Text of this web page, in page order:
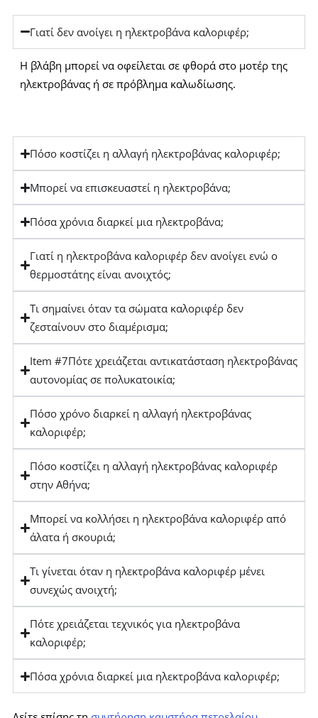
Γιατί δεν ανοίγει η ηλεκτροβάνα καλοριφέρ;
Η βλάβη μπορεί να οφείλεται σε φθορά στο μοτέρ της
ηλεκτροβάνας ή σε πρόβλημα καλωδίωσης.
Πόσο κοστίζει η αλλαγή ηλεκτροβάνας καλοριφέρ;
Μπορεί να επισκευαστεί η ηλεκτροβάνα;
Πόσα χρόνια διαρκεί μια ηλεκτροβάνα;
Γιατί η ηλεκτροβάνα καλοριφέρ δεν ανοίγει ενώ ο
θερμοστάτης είναι ανοιχτός;
Τι σημαίνει όταν τα σώματα καλοριφέρ δεν
ζεσταίνουν στο διαμέρισμα;
Item #7Πότε χρειάζεται αντικατάσταση ηλεκτροβάνας
αυτονομίας σε πολυκατοικία;
Πόσο χρόνο διαρκεί η αλλαγή ηλεκτροβάνας
καλοριφέρ;
Πόσο κοστίζει η αλλαγή ηλεκτροβάνας καλοριφέρ
στην Αθήνα;
Μπορεί να κολλήσει η ηλεκτροβάνα καλοριφέρ από
άλατα ή σκουριά;
Τι γίνεται όταν η ηλεκτροβάνα καλοριφέρ μένει
συνεχώς ανοιχτή;
Πότε χρειάζεται τεχνικός για ηλεκτροβάνα
καλοριφέρ;
Πόσα χρόνια διαρκεί μια ηλεκτροβάνα καλοριφέρ;